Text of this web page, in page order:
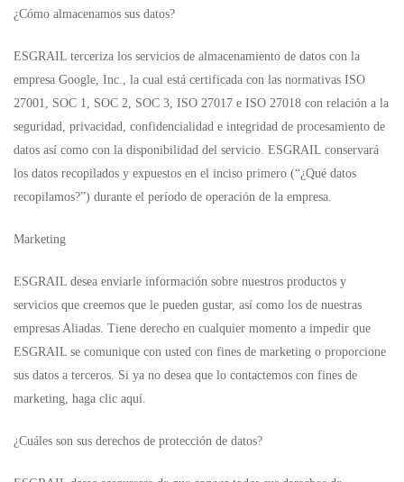
¿Cómo almacenamos sus datos?
ESGRAIL terceriza los servicios de almacenamiento de datos con la
empresa Google, Inc., la cual está certificada con las normativas ISO
27001, SOC 1, SOC 2, SOC 3, ISO 27017 e ISO 27018 con relación a la
seguridad, privacidad, confidencialidad e integridad de procesamiento de
datos así como con la disponibilidad del servicio. ESGRAIL conservará
los datos recopilados y expuestos en el inciso primero (“¿Qué datos
recopilamos?”) durante el período de operación de la empresa.
Marketing
ESGRAIL desea enviarle información sobre nuestros productos y
servicios que creemos que le pueden gustar, así como los de nuestras
empresas Aliadas. Tiene derecho en cualquier momento a impedir que
ESGRAIL se comunique con usted con fines de marketing o proporcione
sus datos a terceros. Si ya no desea que lo contactemos con fines de
marketing, haga clic aquí.
¿Cuáles son sus derechos de protección de datos?